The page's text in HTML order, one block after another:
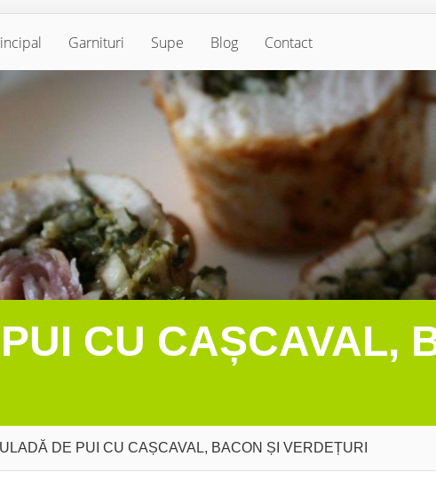
Garnituri Supe Blog Contact
CU CAȘCAVAL,
DE PUI CU CAȘCAVAL, BACON ȘI VERDEȚURI